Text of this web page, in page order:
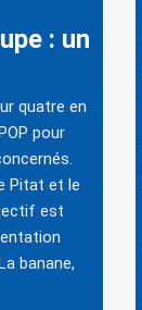
: un
quatre en
pour
Pitat et le
est
banane,